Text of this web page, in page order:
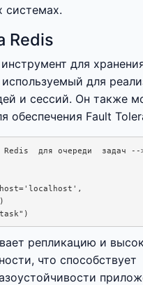
системах.
Redis
для
для
и сессий. Он также
обеспечения Fault
Redis  для очереди  задач --
репликацию и
что способствует